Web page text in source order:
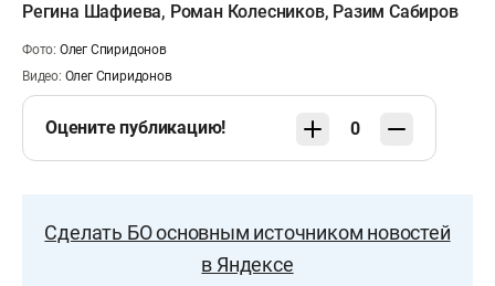
Регина Шафиева, Роман Колесников, Разим Сабиров
Фото: Олег Спиридонов
Видео: Олег Спиридонов
Оцените публикацию! 0
Сделать БО основным источником новостей
в Яндексе